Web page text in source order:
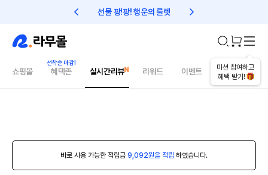
선물 팡!팡! 행운의 룰렛 친구초대 1만원 리워드!
미션 참여하고
혜택 받기!
쇼핑몰 혜택존 실시간리뷰 리워드 이벤트 건강매거진
바로 사용 가능한 적립금 9,092원을 적립 하였습니다.